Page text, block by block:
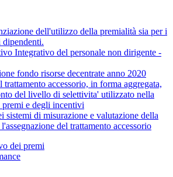
dell'utilizzo della premialità sia per i
Integrativo del personale non dirigente -
fondo risorse decentrate anno 2020
accessorio, in forma aggregata,
del livello di selettivita' utilizzato nella
e degli incentivi
sistemi di misurazione e valutazione della
del trattamento accessorio
dei premi